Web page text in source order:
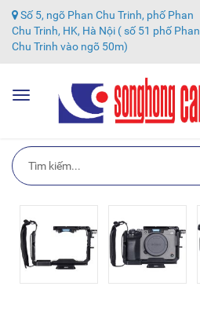
Số 5, ngõ Phan Chu Trinh, phố Phan
Chu Trinh, HK, Hà Nội ( số 51 phố Phan
Chu Trinh vào ngõ 50m)
Toggle
navigation